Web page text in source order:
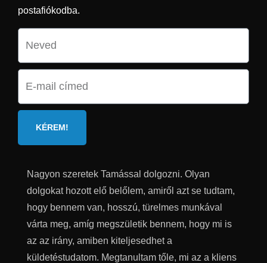
postafiókodba.
KÉREM!
Nagyon szeretek Tamással dolgozni. Olyan
dolgokat hozott elő belőlem, amiről azt se tudtam,
hogy bennem van, hosszú, türelmes munkával
várta meg, amíg megszületik bennem, hogy mi is
az az irány, amiben kiteljesedhet a
küldetéstudatom. Megtanultam tőle, mi az a kliens